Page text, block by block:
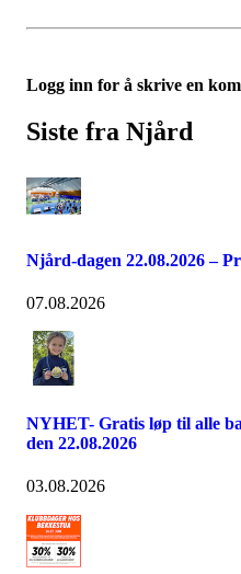
Logg inn for å skrive en
Siste fra Njård
Njård-dagen 22.08.2026 –
07.08.2026
NYHET- Gratis løp til alle
den 22.08.2026
03.08.2026